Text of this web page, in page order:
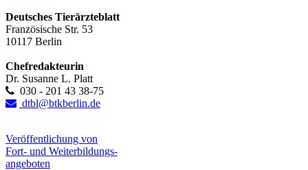
Deutsches Tierärzteblatt
Französische Str. 53
10117 Berlin
Chefredakteurin
Dr. Susanne L. Platt
030 - 201 43 38-75
dtbl@btkberlin.de
Veröffentlichung von
Fort- und Weiterbildungs-
angeboten